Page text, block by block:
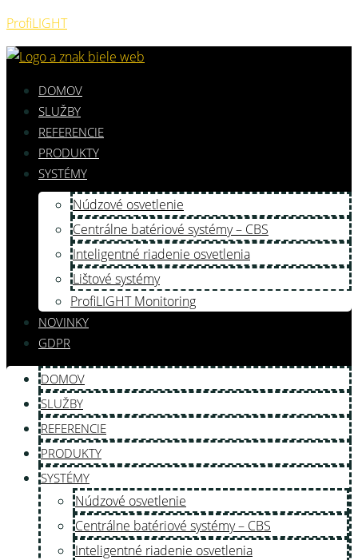
ProfiLIGHT
DOMOV
SLUŽBY
REFERENCIE
PRODUKTY
SYSTÉMY
Núdzové osvetlenie
Centrálne batériové systémy – CBS
Inteligentné riadenie osvetlenia
Lištové systémy
ProfiLIGHT Monitoring
NOVINKY
GDPR
DOMOV
SLUŽBY
REFERENCIE
PRODUKTY
SYSTÉMY
Núdzové osvetlenie
Centrálne batériové systémy – CBS
Inteligentné riadenie osvetlenia